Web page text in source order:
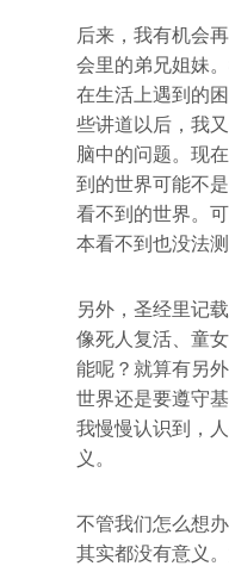
后来，我有机会
会里的弟兄姐妹
在生活上遇到的
些讲道以后，我
脑中的问题。现
到的世界可能不
看不到的世界。
本看不到也没法测
另外，圣经里记
像死人复活、童
能呢？就算有另
世界还是要遵守
我慢慢认识到，
义。
不管我们怎么想
其实都没有意义